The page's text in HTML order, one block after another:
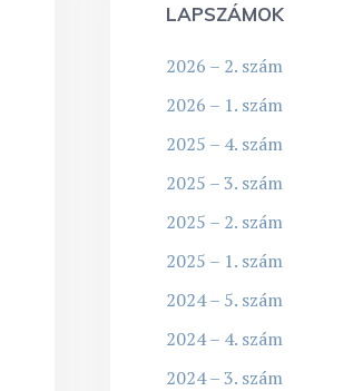
LAPSZÁMOK
2026 – 2. szám
2026 – 1. szám
2025 – 4. szám
2025 – 3. szám
2025 – 2. szám
2025 – 1. szám
2024 – 5. szám
2024 – 4. szám
2024 – 3. szám